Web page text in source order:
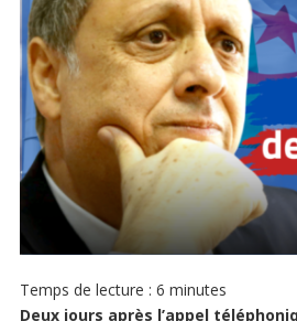
Temps de lecture : 6 minutes
Deux jours après l’appel